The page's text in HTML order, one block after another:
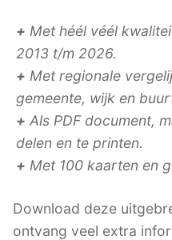
+ Met héél véél
2013 t/m 2026.
+ Met regionale
gemeente, wijk en
+ Als PDF document,
delen en te printen.
+ Met 100 kaarten en
Download deze
ontvang veel extra